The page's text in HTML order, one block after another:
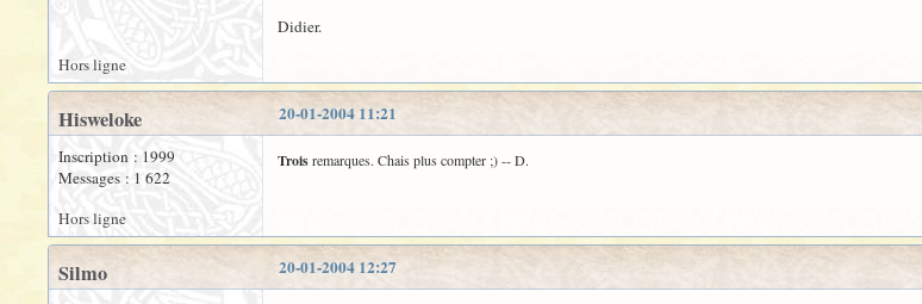
Didier.
Hors ligne
20-01-2004 11:21
Hisweloke
Inscription : 1999
Messages : 1 622
Troisremarques. Chais plus compter ;) -- D.
Hors ligne
20-01-2004 12:27
Silmo